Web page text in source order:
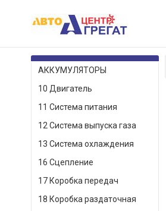
КАТАЛОГ ТОВАРОВ
АККУМУЛЯТОРЫ
10 Двигатель
11 Система питания
12 Система выпуска газа
13 Система охлаждения
16 Сцепление
17 Коробка передач
18 Коробка раздаточная